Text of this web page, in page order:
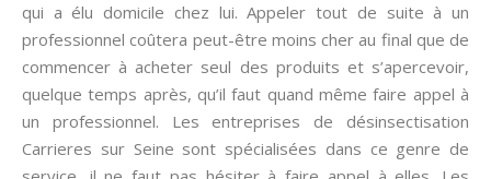
qui a élu domicile chez lui. Appeler tout de suite à un
professionnel coûtera peut-être moins cher au final que de
commencer à acheter seul des produits et s’apercevoir,
quelque temps après, qu’il faut quand même faire appel à
un professionnel. Les entreprises de désinsectisation
Carrieres sur Seine sont spécialisées dans ce genre de